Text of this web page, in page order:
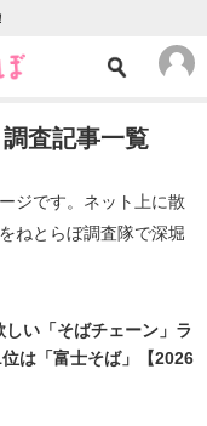
調査記事一覧
ジです。ネット上に散
ねとらぼ調査隊で深堀
しい「そばチェーン」ラ
は「富士そば」【2026